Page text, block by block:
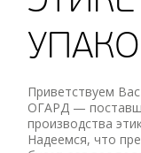
Приветствуем
ОГАРД —
производства
Надеемся, что